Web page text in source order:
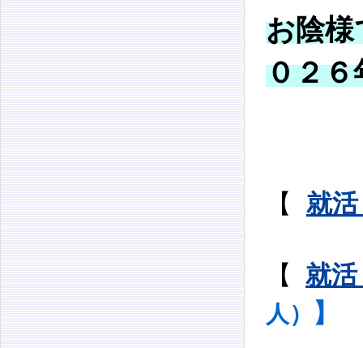
お陰様
０２６
【 就
【 就
人） 】